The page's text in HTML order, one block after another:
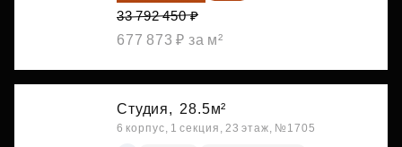
33 792 450 ₽
677 873 ₽ за м²
Студия, 28.5м²
6 корпус, 1 секция, 23 этаж, №1705